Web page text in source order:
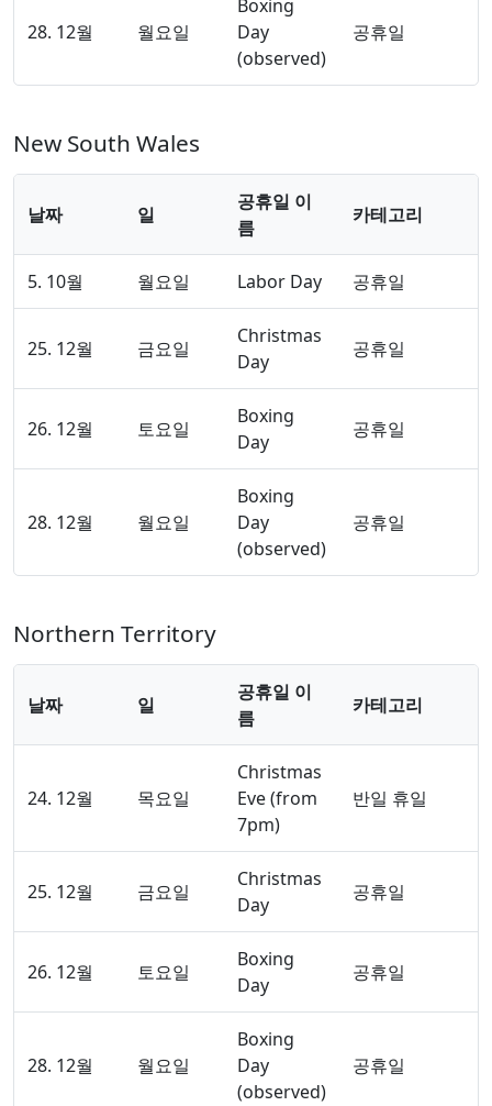
28. 12월 월요일
Boxing
Day
(observed)
공휴일
New South Wales
날짜 일
공휴일 이
름
카테고리
5. 10월 월요일 Labor Day 공휴일
25. 12월 금요일
Christmas
Day
공휴일
26. 12월 토요일
Boxing
Day
공휴일
28. 12월 월요일
Boxing
Day
(observed)
공휴일
Northern Territory
날짜 일
공휴일 이
름
카테고리
24. 12월 목요일
Christmas
Eve (from
7pm)
반일 휴일
25. 12월 금요일
Christmas
Day
공휴일
26. 12월 토요일
Boxing
Day
공휴일
28. 12월 월요일
Boxing
Day
(observed)
공휴일